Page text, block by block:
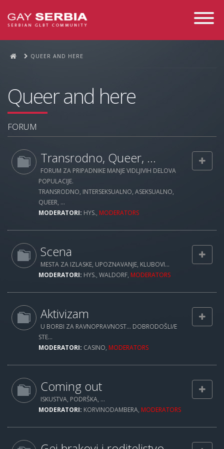
Toggle
QUEER AND HERE
Queer and here
FORUM
Transrodno, Queer, ...
FORUM ZA PRIPADNIKE MANJE VIDLJIVIH DELOVA
POPULACIJE.
TRANSRODNO, INTERSEKSUALNO, ASEKSUALNO,
QUEER, ...
MODERATORI: HYS., MODERATORS
Scena
MESTA ZA IZLASKE, UPOZNAVANJE, KLUBOVI...
MODERATORI: HYS., WALDORF, MODERATORS
Aktivizam
U BORBI ZA RAVNOPRAVNOST... DOBRODOŠLI/E
STE...
MODERATORI: CASINO, MODERATORS
Coming out
ISKUSTVA, PODRŠKA, ...
MODERATORI: KORVINODAMBERA, MODERATORS